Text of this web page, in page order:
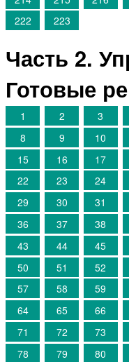
222
223
Часть 2.
Готовые
1 2 3
8
9 10
15
16 17
22
23 24
29
30 31
36
37 38
43
44 45
50
51 52
57
58 59
64
65 66
71
72 73
78
79 80